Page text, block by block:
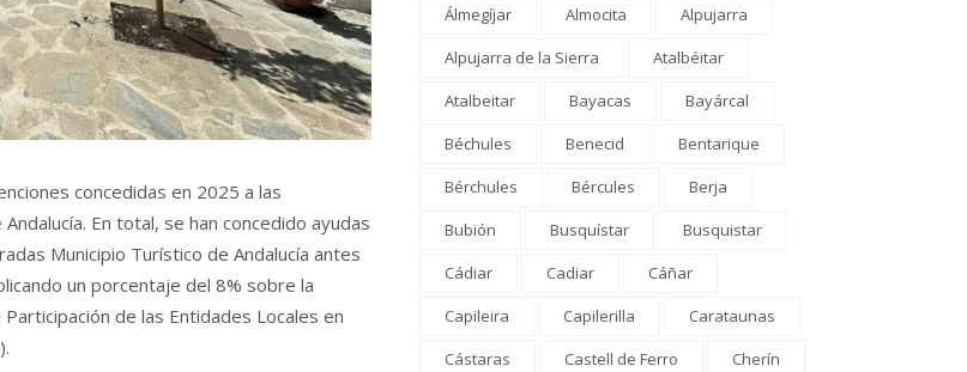
concedidas en 2025 a las
En total, se han concedido ayudas
Municipio Turístico de Andalucía antes
un porcentaje del 8% sobre la
de las Entidades Locales en
Álmegíjar
Almocita
Alpujarra
Alpujarra de la Sierra
Atalbéitar
Atalbeitar
Bayacas
Bayárcal
Béchules
Benecid
Bentarique
Bérchules
Bércules
Berja
Bubión
Busquístar
Busquistar
Cádiar
Cadiar
Cáñar
Capileira
Capilerilla
Carataunas
Cástaras
Castell de Ferro
Cherín